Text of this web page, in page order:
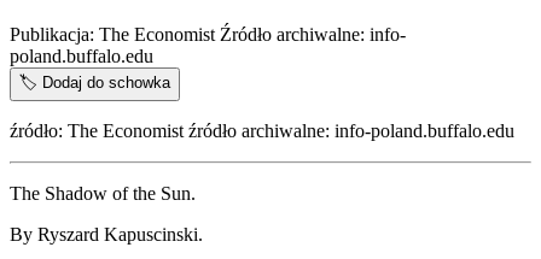
Publikacja: The Economist Źródło archiwalne: info-
poland.buffalo.edu
🏷️ Dodaj do schowka
źródło: The Economist źródło archiwalne: info-poland.buffalo.edu
The Shadow of the Sun.
By Ryszard Kapuscinski.